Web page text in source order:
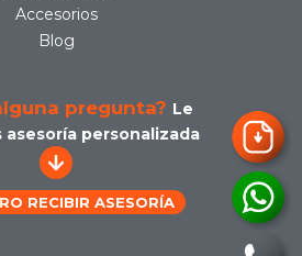
Accesorios
Blog
pregunta? Le
asesoría personalizada
RECIBIR ASESORÍA